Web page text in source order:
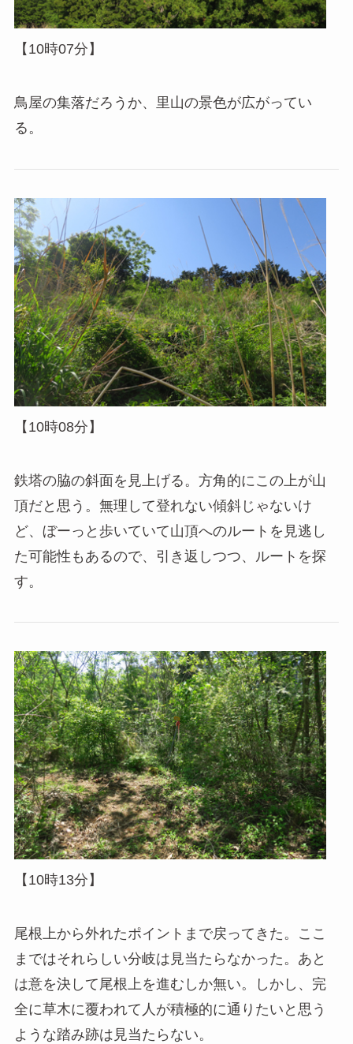
【10時07分】
鳥屋の集落だろうか、里山の景色が広がってい
る。
【10時08分】
鉄塔の脇の斜面を見上げる。方角的にこの上が山
頂だと思う。無理して登れない傾斜じゃないけ
ど、ぼーっと歩いていて山頂へのルートを見逃し
た可能性もあるので、引き返しつつ、ルートを探
す。
【10時13分】
尾根上から外れたポイントまで戻ってきた。ここ
まではそれらしい分岐は見当たらなかった。あと
は意を決して尾根上を進むしか無い。しかし、完
全に草木に覆われて人が積極的に通りたいと思う
ような踏み跡は見当たらない。